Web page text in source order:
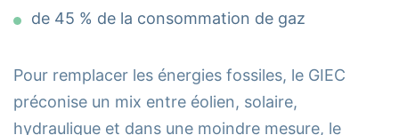
de 45 % de la consommation de gaz
Pour remplacer les énergies fossiles, le GIEC
préconise un mix entre éolien, solaire,
hydraulique et dans une moindre mesure, le